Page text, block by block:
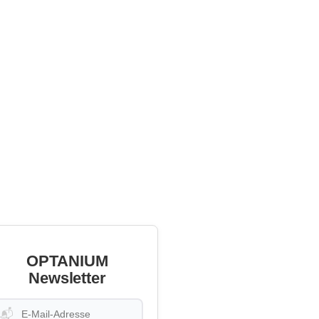
OPTANIUM
Newsletter
📬